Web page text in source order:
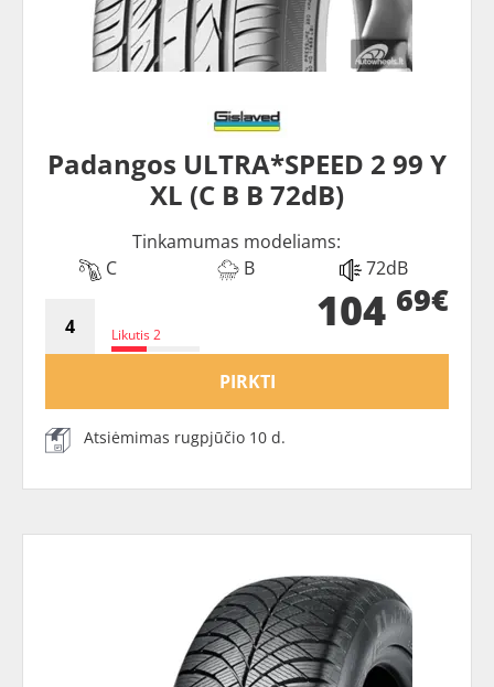
Padangos ULTRA*SPEED 2 99 Y
XL (C B B 72dB)
Tinkamumas modeliams:
C
B 72dB
Likutis 2 104 69€
PIRKTI
Atsiėmimas rugpjūčio 10 d.